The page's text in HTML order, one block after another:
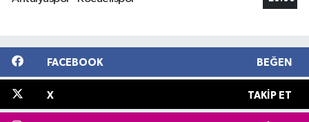
FACEBOOK BEĞEN
X TAKIP ET